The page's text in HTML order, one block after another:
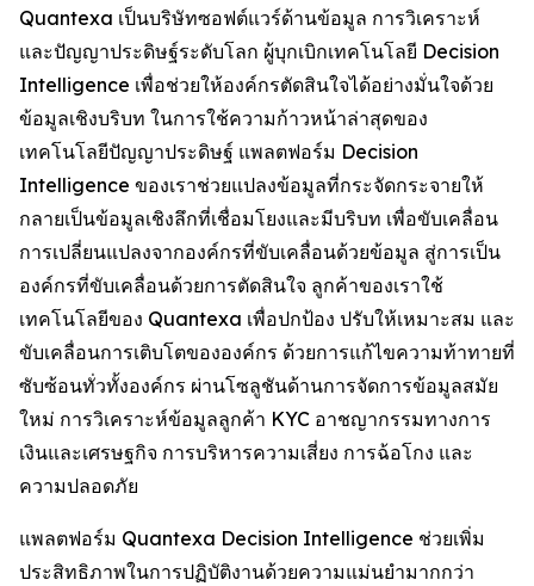
Quantexa เป็นบริษัทซอฟต์แวร์ด้านข้อมูล การวิเคราะห์
และปัญญาประดิษฐ์ระดับโลก ผู้บุกเบิกเทคโนโลยี Decision
Intelligence เพื่อช่วยให้องค์กรตัดสินใจได้อย่างมั่นใจด้วย
ข้อมูลเชิงบริบท ในการใช้ความก้าวหน้าล่าสุดของ
เทคโนโลยีปัญญาประดิษฐ์ แพลตฟอร์ม Decision
Intelligence ของเราช่วยแปลงข้อมูลที่กระจัดกระจายให้
กลายเป็นข้อมูลเชิงลึกที่เชื่อมโยงและมีบริบท เพื่อขับเคลื่อน
การเปลี่ยนแปลงจากองค์กรที่ขับเคลื่อนด้วยข้อมูล สู่การเป็น
องค์กรที่ขับเคลื่อนด้วยการตัดสินใจ ลูกค้าของเราใช้
เทคโนโลยีของ Quantexa เพื่อปกป้อง ปรับให้เหมาะสม และ
ขับเคลื่อนการเติบโตขององค์กร ด้วยการแก้ไขความท้าทายที่
ซับซ้อนทั่วทั้งองค์กร ผ่านโซลูชันด้านการจัดการข้อมูลสมัย
ใหม่ การวิเคราะห์ข้อมูลลูกค้า KYC อาชญากรรมทางการ
เงินและเศรษฐกิจ การบริหารความเสี่ยง การฉ้อโกง และ
ความปลอดภัย
แพลตฟอร์ม Quantexa Decision Intelligence ช่วยเพิ่ม
ประสิทธิภาพในการปฏิบัติงานด้วยความแม่นยำมากกว่า